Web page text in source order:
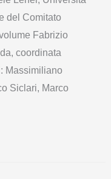
del Comitato
Fabrizio
coordinata
Massimiliano
Siclari, Marco